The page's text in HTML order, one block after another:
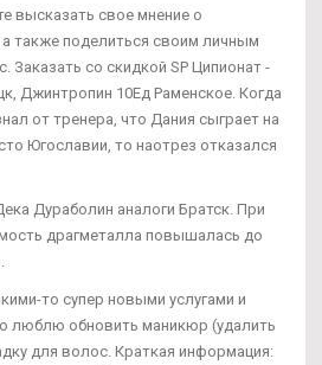
высказать свое мнение о
а также поделиться своим личным
со скидкой SP Ципионат -
Джинтропин 10Ед Раменское. Когда
от тренера, что Дания сыграет на
Югославии, то наотрез отказался
Дураболин аналоги Братск. При
драгметалла повышалась до
то супер новыми услугами и
люблю обновить маникюр (удалить
для волос. Краткая информация: